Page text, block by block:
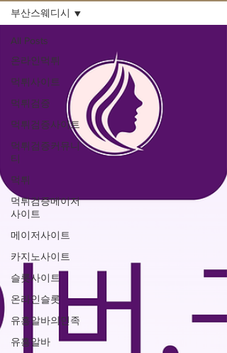
All Posts
온라인먹튀
먹튀사이트
먹튀검증
먹튀검증사이트
먹튀검증커뮤니
티
먹튀
먹튀검증메이저
사이트
메이저사이트
카지노사이트
슬롯사이트
온라인슬롯
유흥알바의민족
유흥알바
부산스웨디시